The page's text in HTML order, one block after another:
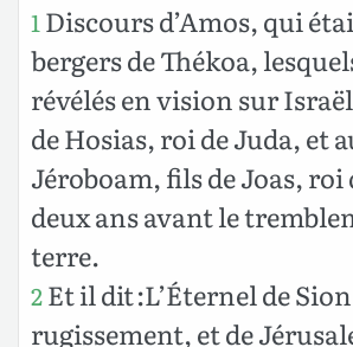
1Discours d’Amos, qui
bergers de Thékoa,
révélés en vision sur
de Hosias, roi de Juda, et
Jéroboam, fils de Joas, roi
deux ans avant le
terre.
2Et il dit :L’Éternel de
rugissement, et de